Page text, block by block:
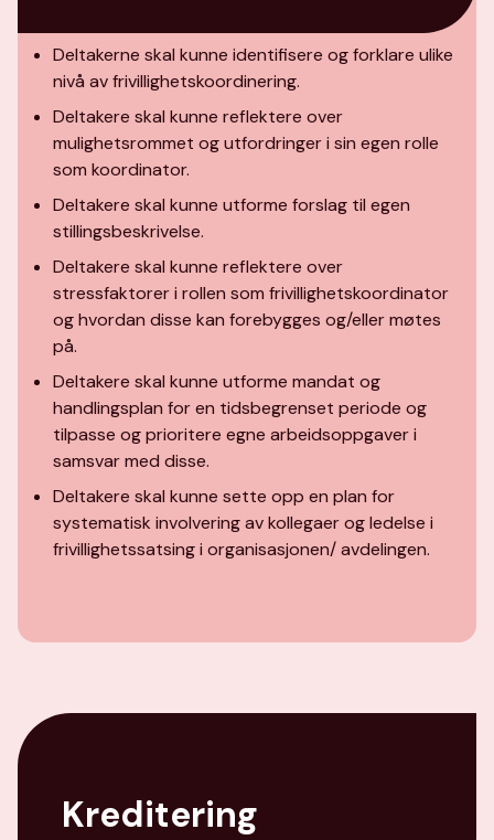
Deltakerne skal kunne identifisere og forklare ulike
nivå av frivillighetskoordinering.
Deltakere skal kunne reflektere over
mulighetsrommet og utfordringer i sin egen rolle
som koordinator.
Deltakere skal kunne utforme forslag til egen
stillingsbeskrivelse.
Deltakere skal kunne reflektere over
stressfaktorer i rollen som frivillighetskoordinator
og hvordan disse kan forebygges og/eller møtes
på.
Deltakere skal kunne utforme mandat og
handlingsplan for en tidsbegrenset periode og
tilpasse og prioritere egne arbeidsoppgaver i
samsvar med disse.
Deltakere skal kunne sette opp en plan for
systematisk involvering av kollegaer og ledelse i
frivillighetssatsing i organisasjonen/ avdelingen.
Kreditering